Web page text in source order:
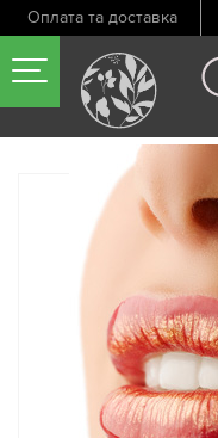
Оплата та доставка
Попередній товар